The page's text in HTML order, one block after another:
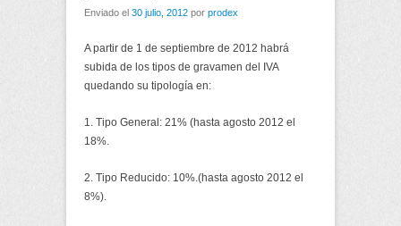
Enviado el 30 julio, 2012 por prodex
A partir de 1 de septiembre de 2012 habrá
subida de los tipos de gravamen del IVA
quedando su tipología en:
1. Tipo General: 21% (hasta agosto 2012 el
18%.
2. Tipo Reducido: 10%.(hasta agosto 2012 el
8%).